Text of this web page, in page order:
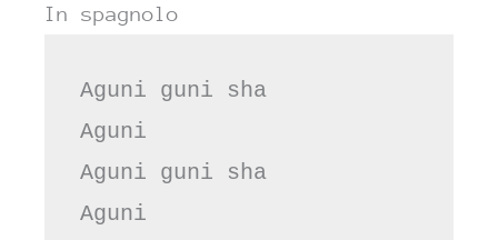
In spagnolo
Aguni guni sha
Aguni
Aguni guni sha
Aguni